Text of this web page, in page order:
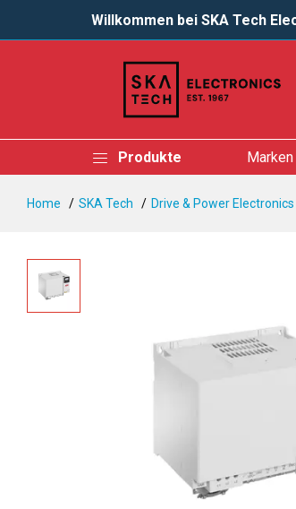
Willkommen bei SKA Tech
Produkte Marken
Home SKA Tech Drive & Power Electronics